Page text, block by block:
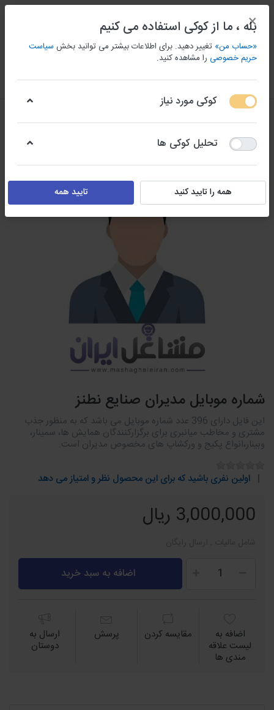
منو ورود/ثبت نام مقايسه كردن علاقه مندی سبد
شماره موبایل مدیران صنایع نطنز
این فایل دارای 396 عدد شماره موبایل می باشد که به منظور جذب
مشتری و مخاطب میانبری برای برگزارکنندگان همایش ها، سمینار،
وبینار،انواع پکیج و ورکشاپ های مخصوص مدیران است.
اولین نفری باشید که برای این محصول نظر و امتیاز می دهد
3,000,000 ریال
اضافه به سبد خرید
اضافه به
لیست علاقه
مندی ها
مقايسه كردن پرسش ارسال به
دوستان
×
بله ، ما از کوکی استفاده می کنیم
«حساب من» تغییر دهید. برای اطلاعات بیشتر می توانید بخش سیاست
حریم خصوصی را مشاهده کنید.
کوکی مورد نیاز
تحلیل کوکی ها
همه را تایید کنید تایید همه